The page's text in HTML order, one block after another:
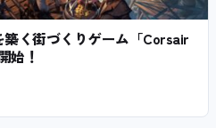
く街づくりゲーム「Corsair
始！